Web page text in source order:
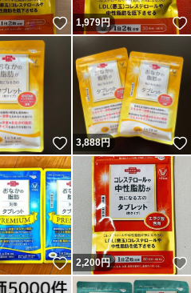
いいね！
1,979円
いいね！
3,888円
いいね！
2,200円